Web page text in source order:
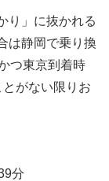
り」に抜かれる
は静岡で乗り換
つ東京到着時
がない限りお
分